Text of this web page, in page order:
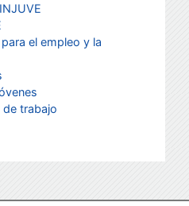
el empleo y la
trabajo